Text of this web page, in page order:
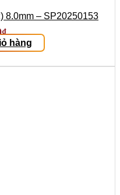
8.0mm – SP20250153
₫
hàng